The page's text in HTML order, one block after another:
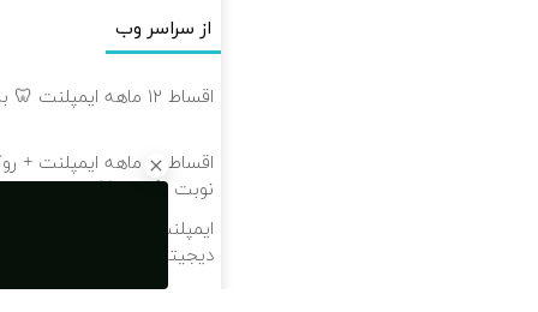
از سراسر وب
اقساط ۱۲ ماهه ایمپلنت 🦷 بدون چک و ضامن ✅
اقساط ۱۲ ماهه
نوبت بگیر ✅🦷
ایمپلنت اقساطی گارانتی‌دار
دیجیتال رایگان 💫